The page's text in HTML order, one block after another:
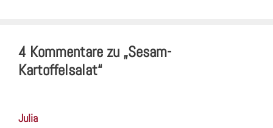
4 Kommentare zu „Sesam-
Kartoffelsalat“
Julia